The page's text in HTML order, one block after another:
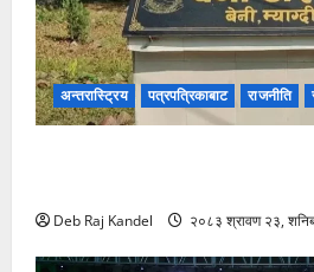
अन्तरास्ट्रिय पत्रपत्रिकाबाट राजनीति
Deb Raj Kandel २०८३ श्रावण २३,